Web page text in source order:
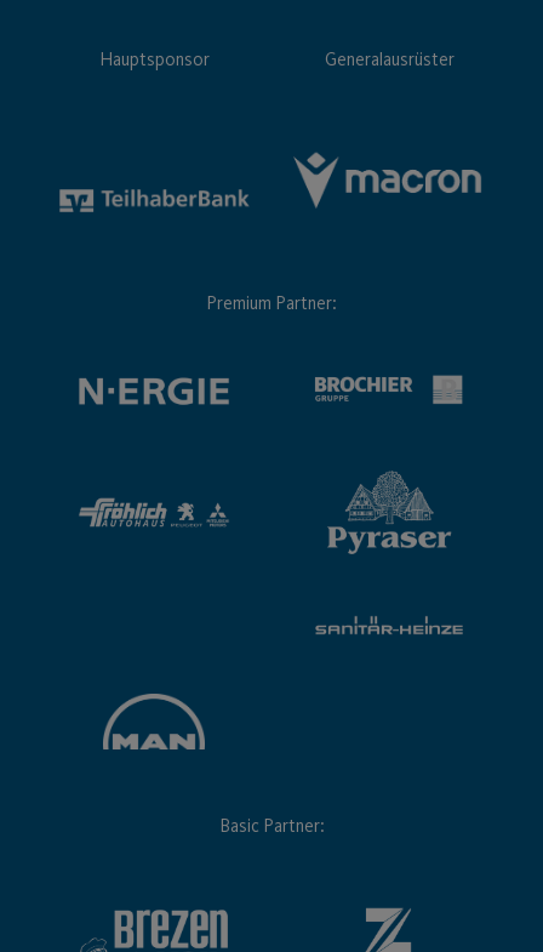
Hauptsponsor Generalausrüster
Premium Partner:
Basic Partner: